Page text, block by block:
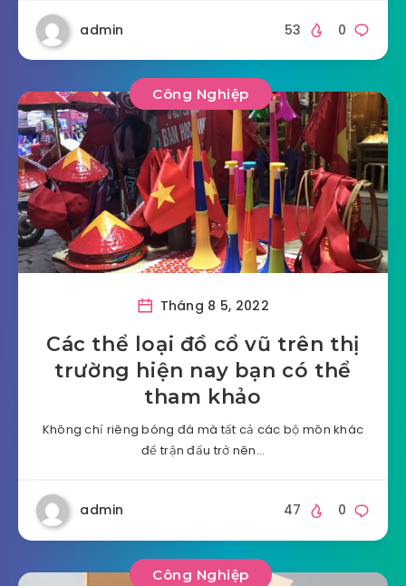
admin 0
53
Công Nghiệp
Tháng 8 5, 2022
Các thể loại đồ cổ vũ trên thị
trường hiện nay bạn có thể
tham khảo
Không chỉ riêng bóng đá mà tất cả các bộ môn khác
để trận đấu trở nên…
admin 0
47
Công Nghiệp